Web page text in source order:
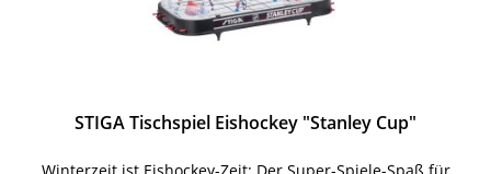
STIGA Tischspiel Eishockey "Stanley Cup"